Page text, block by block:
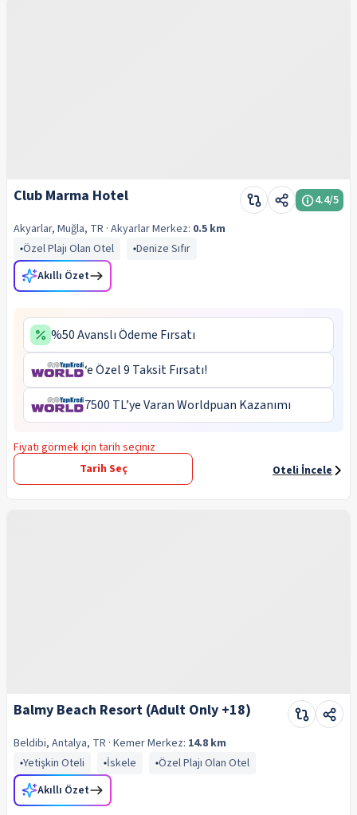
Club Marma Hotel 4.4/5
Akyarlar, Muğla, TR · AkyarlarMerkez: 0.5 km
Özel Plajı Olan Otel
Denize Sıfır
Akıllı Özet
%50 Avanslı Ödeme Fırsatı
‘e Özel 9 Taksit Fırsatı!
7500 TL’ye Varan Worldpuan Kazanımı
Fiyatı görmek için tarih seçiniz
Tarih Seç
Oteli İncele
Balmy Beach Resort (Adult Only +18)
Beldibi, Antalya, TR · KemerMerkez: 14.8 km
Yetişkin Oteli
İskele
Özel Plajı Olan Otel
Akıllı Özet